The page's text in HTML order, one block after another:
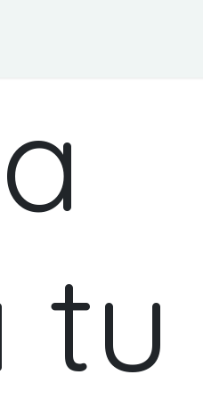
tu